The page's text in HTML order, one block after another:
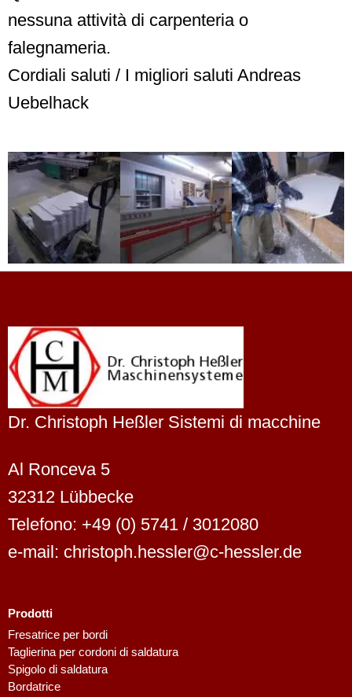
nessuna attività di carpenteria o
falegnameria.
Cordiali saluti / I migliori saluti Andreas
Uebelhack
Dr. Christoph Heßler Sistemi di macchine
Al Ronceva 5
32312 Lübbecke
Telefono: +49 (0) 5741 / 3012080
e-mail: christoph.hessler@c-hessler.de
Prodotti
Fresatrice per bordi
Taglierina per cordoni di saldatura
Spigolo di saldatura
Bordatrice
Finnish
Dutch